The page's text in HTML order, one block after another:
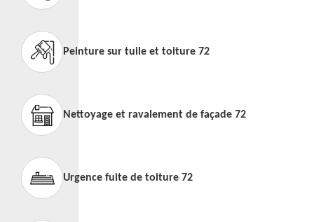
Peinture sur tuile et toiture 72
Nettoyage et ravalement de façade 72
Urgence fuite de toiture 72